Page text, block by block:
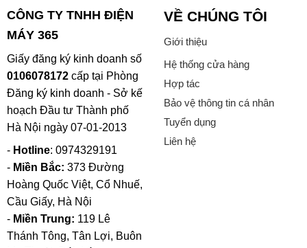
CÔNG TY TNHH ĐIỆN
MÁY 365
Giấy đăng ký kinh doanh số
0106078172cấp tại Phòng
Đăng ký kinh doanh - Sở kế
hoạch Đầu tư Thành phố
Hà Nội ngày 07-01-2013
- Hotline: 0974329191
- Miền Bắc: 373 Đường
Hoàng Quốc Việt, Cổ Nhuế,
Cầu Giấy, Hà Nội
- Miền Trung: 119 Lê
Thánh Tông, Tân Lợi, Buôn
VỀ CHÚNG TÔI
Giới thiệu
Hệ thống cửa hàng
Hợp tác
Bảo vệ thông tin cá nhân
Tuyển dụng
Liên hệ